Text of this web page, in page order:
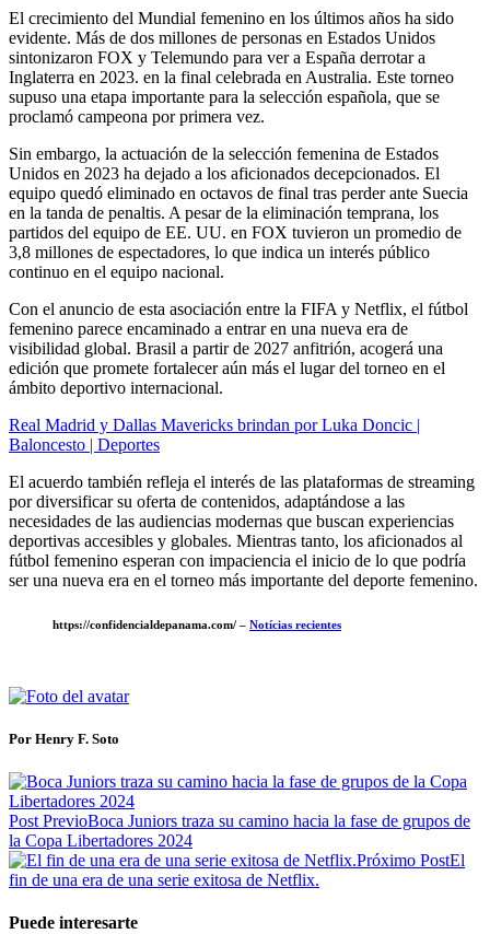
El crecimiento del Mundial femenino en los últimos años ha sido
evidente. Más de dos millones de personas en Estados Unidos
sintonizaron FOX y Telemundo para ver a España derrotar a
Inglaterra en 2023. en la final celebrada en Australia. Este torneo
supuso una etapa importante para la selección española, que se
proclamó campeona por primera vez.
Sin embargo, la actuación de la selección femenina de Estados
Unidos en 2023 ha dejado a los aficionados decepcionados. El
equipo quedó eliminado en octavos de final tras perder ante Suecia
en la tanda de penaltis. A pesar de la eliminación temprana, los
partidos del equipo de EE. UU. en FOX tuvieron un promedio de
3,8 millones de espectadores, lo que indica un interés público
continuo en el equipo nacional.
Con el anuncio de esta asociación entre la FIFA y Netflix, el fútbol
femenino parece encaminado a entrar en una nueva era de
visibilidad global. Brasil a partir de 2027 anfitrión, acogerá una
edición que promete fortalecer aún más el lugar del torneo en el
ámbito deportivo internacional.
Real Madrid y Dallas Mavericks brindan por Luka Doncic |
Baloncesto | Deportes
El acuerdo también refleja el interés de las plataformas de streaming
por diversificar su oferta de contenidos, adaptándose a las
necesidades de las audiencias modernas que buscan experiencias
deportivas accesibles y globales. Mientras tanto, los aficionados al
fútbol femenino esperan con impaciencia el inicio de lo que podría
ser una nueva era en el torneo más importante del deporte femenino.
https://confidencialdepanama.com/ – Notícias recientes
Por Henry F. Soto
Post PrevioBoca Juniors traza su camino hacia la fase de grupos de
la Copa Libertadores 2024
Próximo PostEl
fin de una era de una serie exitosa de Netflix.
Puede interesarte